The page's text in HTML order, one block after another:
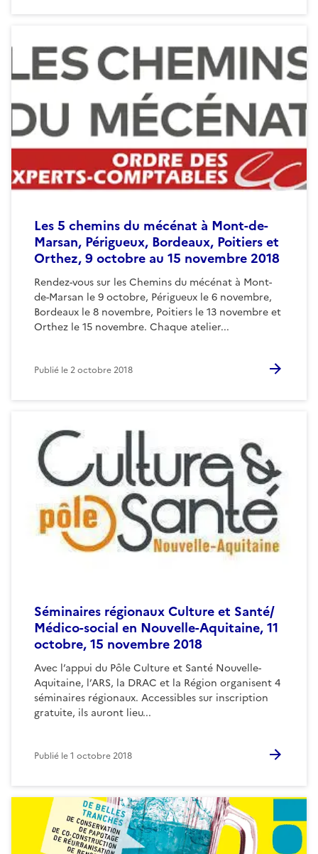
Les 5 chemins du mécénat à Mont-de-
Marsan, Périgueux, Bordeaux, Poitiers et
Orthez, 9 octobre au 15 novembre 2018
Rendez-vous sur les Chemins du mécénat à Mont-
de-Marsan le 9 octobre, Périgueux le 6 novembre,
Bordeaux le 8 novembre, Poitiers le 13 novembre et
Orthez le 15 novembre. Chaque atelier...
Publié le2 octobre 2018
Séminaires régionaux Culture et Santé/
Médico-social en Nouvelle-Aquitaine, 11
octobre, 15 novembre 2018
Avec l’appui du Pôle Culture et Santé Nouvelle-
Aquitaine, l’ARS, la DRAC et la Région organisent 4
séminaires régionaux. Accessibles sur inscription
gratuite, ils auront lieu...
Publié le1 octobre 2018